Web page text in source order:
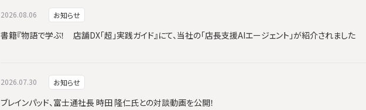
2026.08.06 お知らせ
書籍『物語で学ぶ！ 店舗DX「超」実践ガイド』にて、当社の「店長支援AIエージェント」が紹介されました
2026.07.30 お知らせ
ブレインパッド、富士通社長 時田 隆仁氏との対談動画を公開！